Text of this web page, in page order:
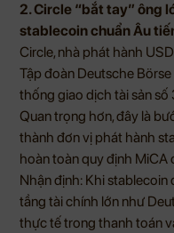
2. Circle “bắt tay” ông
stablecoin chuẩn Âu
Circle, nhà phát hành
Tập đoàn Deutsche
thống giao dịch tài sản số
Quan trọng hơn, đây là
thành đơn vị phát hành
hoàn toàn quy định MiCA
Nhận định: Khi
tầng tài chính lớn như
thực tế trong thanh toán